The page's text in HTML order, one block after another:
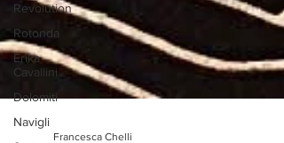
Revolution
Rotonda
Erika
Cavallini
Dolomiti
Navigli